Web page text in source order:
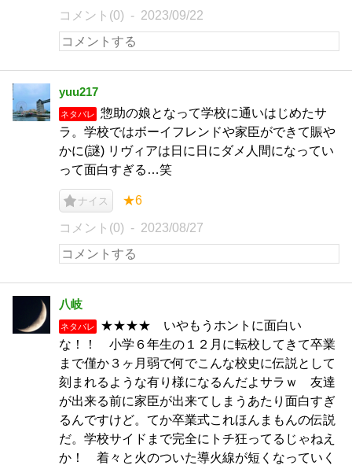
コメント(0) 2023/09/22
yuu217
ネタバレ
惣助の娘となって学校に通いはじめたサ
ラ。学校ではボーイフレンドや家臣ができて賑や
かに(謎) リヴィアは日に日にダメ人間になってい
って面白すぎる…笑
ナイス ★6
コメント(0) 2023/08/27
八岐
ネタバレ
★★★★ いやもうホントに面白い
な！！ 小学６年生の１２月に転校してきて卒業
まで僅か３ヶ月弱で何でこんな校史に伝説として
刻まれるような有り様になるんだよサラｗ 友達
が出来る前に家臣が出来てしまうあたり面白すぎ
るんですけど。てか卒業式これほんまもんの伝説
だ。学校サイドまで完全にトチ狂ってるじゃねえ
か！ 着々と火のついた導火線が短くなっていく